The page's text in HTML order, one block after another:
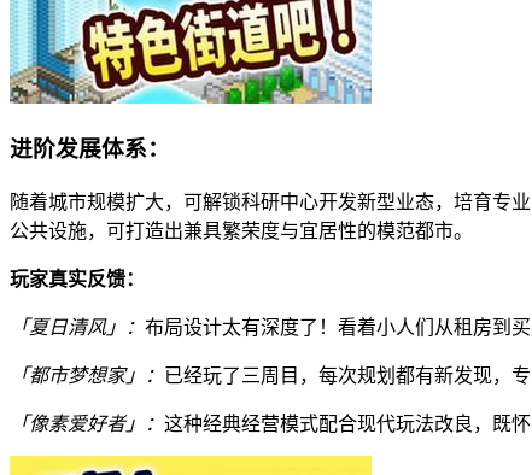
进阶发展体系：
随着城市规模扩大，可解锁科研中心开发新型业态，培育专
公共设施，可打造出兼具繁荣度与宜居性的模范都市。
玩家真实反馈：
「夏日清风」： 布局设计太有深度了！看着小人们从租房到
「都市梦想家」： 已经玩了三周目，每次规划都有新发现，
「像素爱好者」： 这种经典经营模式配合现代玩法改良，既